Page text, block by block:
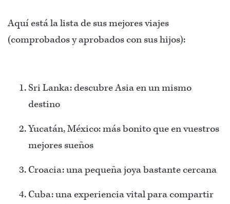
Aquí está la lista de sus mejores viajes
(comprobados y aprobados con sus hijos):
Sri Lanka: descubre Asia en un mismo
destino
Yucatán, México: más bonito que en vuestros
mejores sueños
Croacia: una pequeña joya bastante cercana
Cuba: una experiencia vital para compartir